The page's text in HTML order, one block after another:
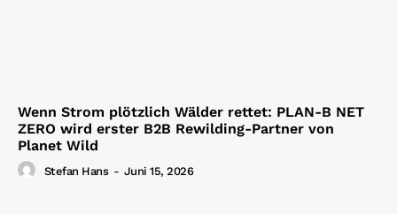
Wenn Strom plötzlich Wälder rettet: PLAN-B NET
ZERO wird erster B2B Rewilding-Partner von
Planet Wild
Stefan Hans - Juni 15, 2026